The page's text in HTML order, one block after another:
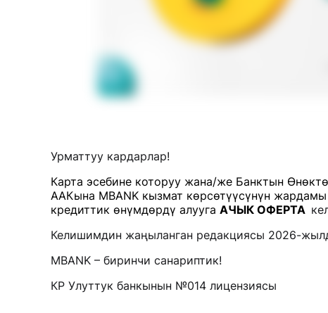
Урматтуу кардарлар!
Карта эсебине которуу жана/же Банктын
ААКына MBANK кызмат көрсөтүүсүнүн
кредиттик өнүмдөрдү алууга АЧЫК ОФЕРТА
Келишимдин жаңыланган редакциясы 2026-
MBANK – биринчи санариптик!
КР Улуттук банкынын №014 лицензиясы